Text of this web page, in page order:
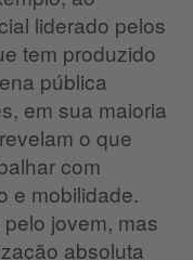
liderado pelos
tem produzido
pública
em sua maioria
o que
com
e mobilidade.
jovem, mas
absoluta